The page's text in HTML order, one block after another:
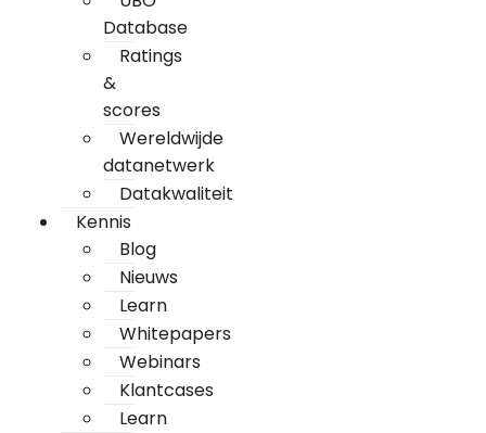
Database
Ratings
&
scores
Wereldwijde
datanetwerk
Datakwaliteit
Kennis
Blog
Nieuws
Learn
Whitepapers
Webinars
Klantcases
Learn